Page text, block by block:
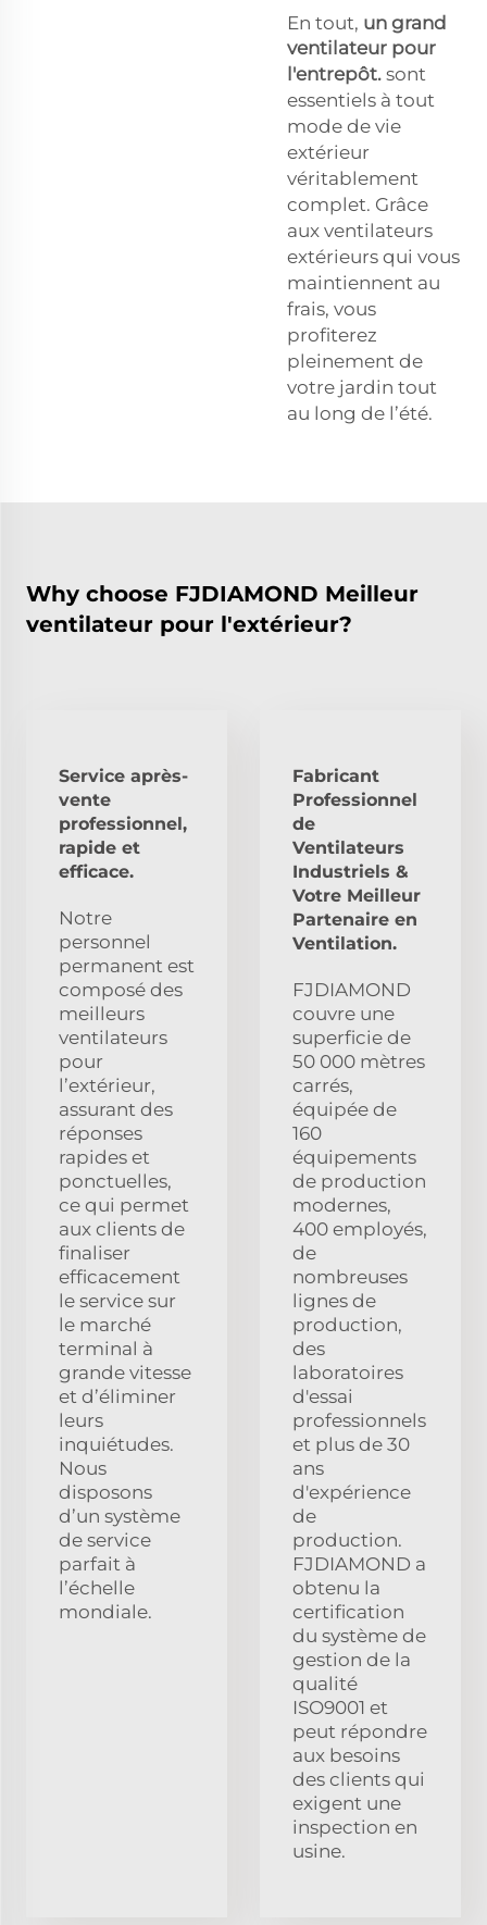
En tout, un grand
ventilateur pour
l'entrepôt. sont
essentiels à tout
mode de vie
extérieur
véritablement
complet. Grâce
aux ventilateurs
extérieurs qui vous
maintiennent au
frais, vous
profiterez
pleinement de
votre jardin tout
au long de l’été.
Why choose FJDIAMOND Meilleur
ventilateur pour l'extérieur?
Service après-
vente
professionnel,
rapide et
efficace.
Notre
personnel
permanent est
composé des
meilleurs
ventilateurs
pour
l’extérieur,
assurant des
réponses
rapides et
ponctuelles,
ce qui permet
aux clients de
finaliser
efficacement
le service sur
le marché
terminal à
grande vitesse
et d’éliminer
leurs
inquiétudes.
Nous
disposons
d’un système
de service
parfait à
l’échelle
mondiale.
Fabricant
Professionnel
de
Ventilateurs
Industriels &
Votre Meilleur
Partenaire en
Ventilation.
FJDIAMOND
couvre une
superficie de
50 000 mètres
carrés,
équipée de
160
équipements
de production
modernes,
400 employés,
de
nombreuses
lignes de
production,
des
laboratoires
d'essai
professionnels
et plus de 30
ans
d'expérience
de
production.
FJDIAMOND a
obtenu la
certification
du système de
gestion de la
qualité
ISO9001 et
peut répondre
aux besoins
des clients qui
exigent une
inspection en
usine.